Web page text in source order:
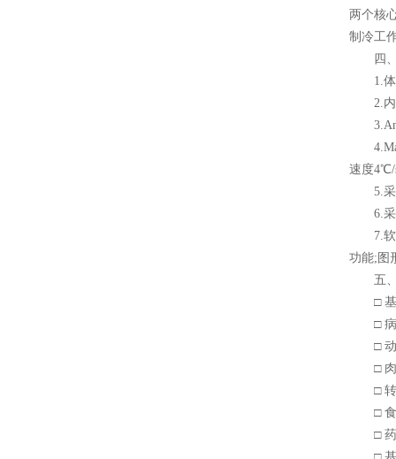
两个核
制冷工
四、
1.体积
2.内置
速度4℃/
5.采用
6.采用
7.软件
功能;图
五、
□ 基
□ 病
□ 动
□ 肉
□ 转
□ 食
□ 药